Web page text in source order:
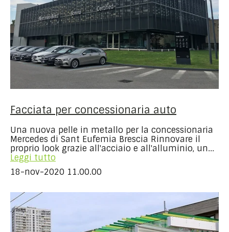
Facciata per concessionaria auto
Una nuova pelle in metallo per la concessionaria
Mercedes di Sant Eufemia Brescia Rinnovare il
proprio look grazie all'acciaio e all'alluminio, un...
Leggi tutto
18-nov-2020 11.00.00